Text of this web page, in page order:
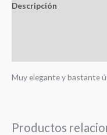
Descripción
Muy elegante y bastante
Productos